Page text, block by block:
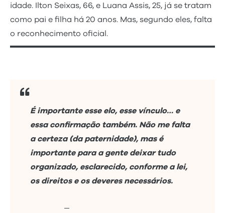
idade. Ilton Seixas, 66, e Luana Assis, 25, já se tratam
como pai e filha há 20 anos. Mas, segundo eles, falta
o reconhecimento oficial.
É importante esse elo, esse vínculo… e
essa confirmação também. Não me falta
a certeza (da paternidade), mas é
importante para a gente deixar tudo
organizado, esclarecido, conforme a lei,
os direitos e os deveres necessários.